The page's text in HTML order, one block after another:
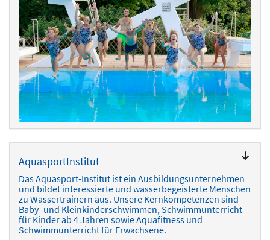
AquasportInstitut
Das Aquasport-Institut ist ein Ausbildungsunternehmen
und bildet interessierte und wasserbegeisterte Menschen
zu Wassertrainern aus. Unsere Kernkompetenzen sind
Baby- und Kleinkinderschwimmen, Schwimmunterricht
für Kinder ab 4 Jahren sowie Aquafitness und
Schwimmunterricht für Erwachsene.